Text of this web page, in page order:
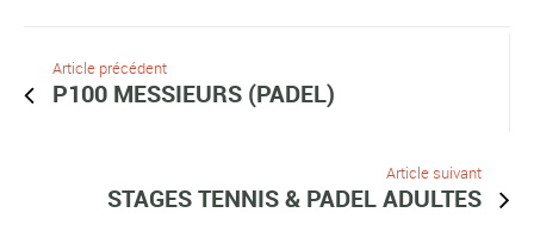
Article précédent
P100 MESSIEURS (PADEL)
Article suivant
STAGES TENNIS & PADEL ADULTES